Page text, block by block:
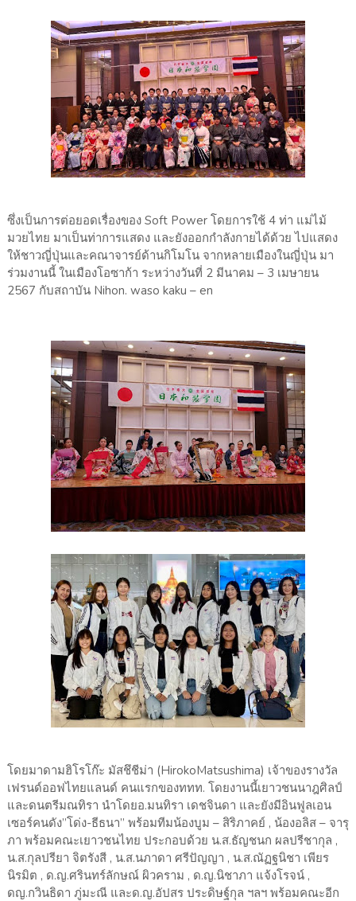
ซึ่งเป็นการต่อยอดเรื่องของ​ Soft​ ​Power​ โดยการใช้ 4 ท่า แม่ไม้
มวยไทย มาเป็นท่าการแสดง และยังออกกำลัง​กายได้ด้วย​ ไปแสดง
ให้ชาวญี่ปุ่นและคณาจารย์ด้านกิโมโน ​จากหลายเมืองในญี่ปุ่น มา
ร่วมงานนี้ ในเมืองโอซาก้า ​ระหว่างวันที่​ 2 มีนาคม – 3 เมษายน
2567​ กับสถาบัน​ Nihon. waso​ kaku – en​
โดยมาดามฮิโรโก๊ะ​ มัสชึชีม่า ​(Hiroko​Matsushima)​ เจ้าของรางวัล
เฟรนด์ออฟไทยแลนด์ ​คนแรกของททท.​ โดยงานนี้เยาวชนนาฎศิลป์
และดนตรีมณทิรา​ นำโดยอ.มนทิรา​ เดชจินดา​ และยังมีอินฟูล​เอน
เซอร์คนดัง”โด่ง​-ธีธนา” พร้อมทีมน้องบูม – สิริภาคย์ , น้องอลิส – จารุ
ภา​ พร้อมคณะเยาวชนไทย ประกอบด้วย น.ส.ธัญชนก​ ผลปรีชากุล ,
น.ส.กุลปรียา​ จิตรังสี , น.ส.นภาดา​ ศรีปัญญา , น.ส.ณัฏฐ​นิชา​ เพียร
นิรมิต , ด.ญ.ศรินทร์​ลักษณ์​ ผิวคราม , ด.ญ.นิชาภา​ แจ้งโรจน์ ,
ดญ.กวินธิดา​ ภู่มะณี และ​ด.ญ.อัปสร​ ประดิษฐ์​กุล ฯลฯ พร้อมคณะอีก